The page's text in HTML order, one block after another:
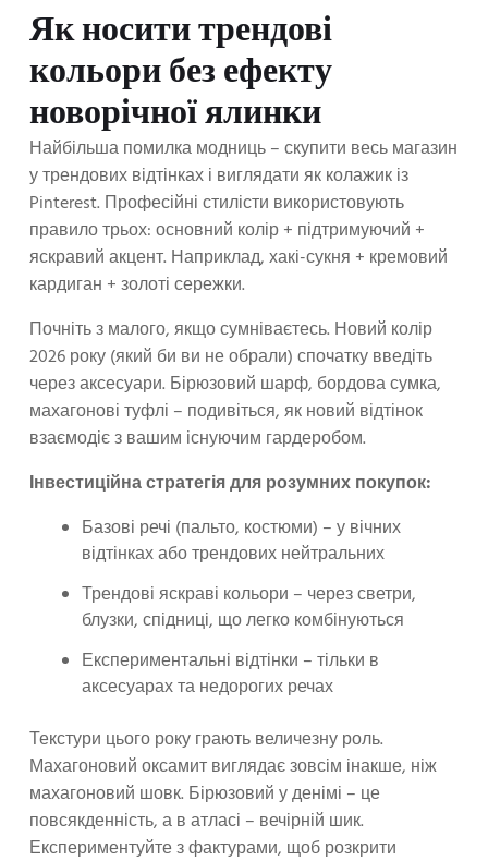
Як носити трендові
кольори без ефекту
новорічної ялинки
Найбільша помилка модниць – скупити весь магазин
у трендових відтінках і виглядати як колажик із
Pinterest. Професійні стилісти використовують
правило трьох: основний колір + підтримуючий +
яскравий акцент. Наприклад, хакі-сукня + кремовий
кардиган + золоті сережки.
Почніть з малого, якщо сумніваєтесь. Новий колір
2026 року (який би ви не обрали) спочатку введіть
через аксесуари. Бірюзовий шарф, бордова сумка,
махагонові туфлі – подивіться, як новий відтінок
взаємодіє з вашим існуючим гардеробом.
Інвестиційна стратегія для розумних покупок:
Базові речі (пальто, костюми) – у вічних
відтінках або трендових нейтральних
Трендові яскраві кольори – через светри,
блузки, спідниці, що легко комбінуються
Експериментальні відтінки – тільки в
аксесуарах та недорогих речах
Текстури цього року грають величезну роль.
Махагоновий оксамит виглядає зовсім інакше, ніж
махагоновий шовк. Бірюзовий у денімі – це
повсякденність, а в атласі – вечірній шик.
Експериментуйте з фактурами, щоб розкрити